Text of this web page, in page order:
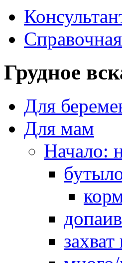
Справочная
Грудное
Для
Для мам
Начало: